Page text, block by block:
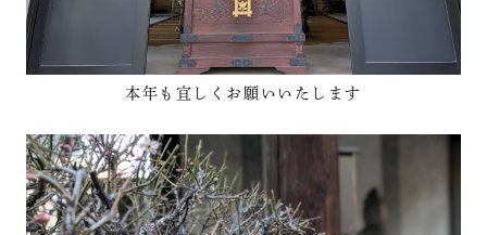
本年も宜しくお願いいたします